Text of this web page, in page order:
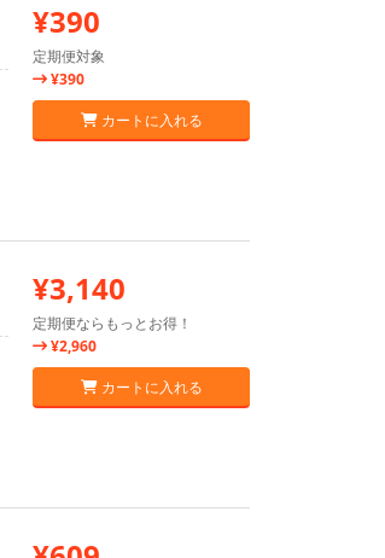
¥390
定期便対象
¥390
カートに入れる
¥3,140
定期便ならもっとお得！
¥2,960
カートに入れる